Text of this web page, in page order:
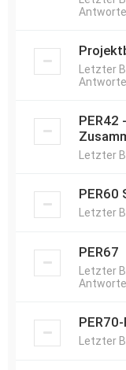
Letzter
PER42
Letzter
PER60
Letzter
PER67
Letzter
Letzter